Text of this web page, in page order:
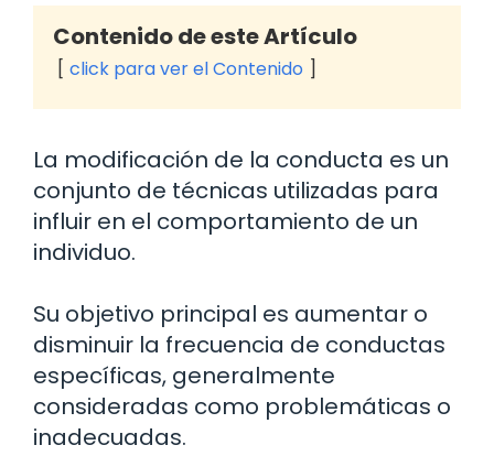
Contenido de este Artículo
click para ver el Contenido
La modificación de la conducta es un
conjunto de técnicas utilizadas para
influir en el comportamiento de un
individuo.
Su objetivo principal es aumentar o
disminuir la frecuencia de conductas
específicas, generalmente
consideradas como problemáticas o
inadecuadas.